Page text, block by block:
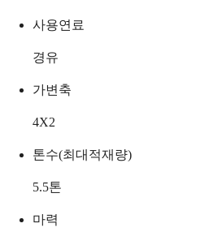
사용연료
경유
가변축
4X2
톤수(최대적재량)
5.5톤
마력